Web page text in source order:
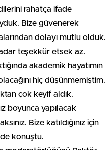
rahatça ifade
Bize güvenerek
dolayı mutlu olduk.
teşekkür etsek az.
akademik hayatımın
hiç düşünmemiştim.
çok keyif aldık.
boyunca yapılacak
Bize katıldığınız için
konuştu.